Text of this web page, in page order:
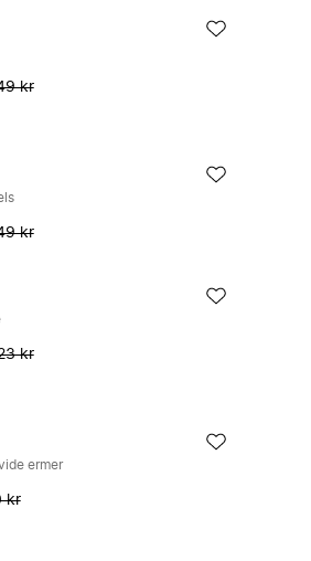
kr
kr
kr
ermer
kr